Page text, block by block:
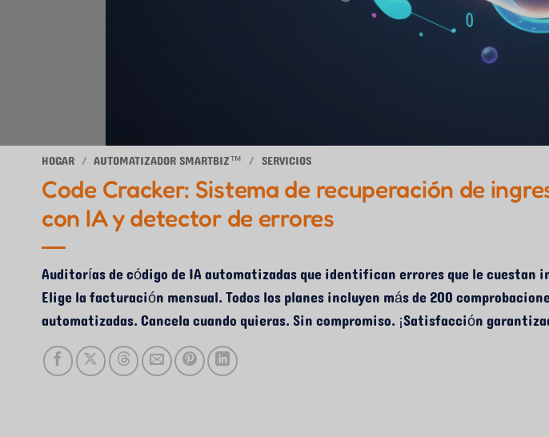
HOGAR / AUTOMATIZADOR SMARTBIZ™ / SERVICIOS
Code Cracker: Sistema de recuperación de
con IA y detector de errores
Auditorías de código de IA automatizadas que identifican errores que le cuestan
Elige la facturación mensual. Todos los planes incluyen más de 200
automatizadas. Cancela cuando quieras. Sin compromiso. ¡Satisfacción